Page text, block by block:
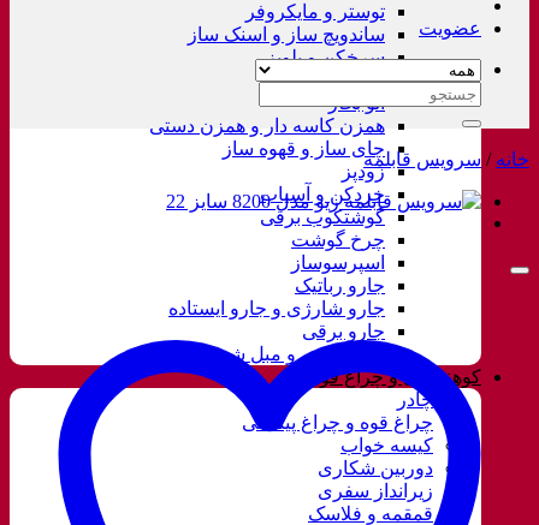
توستر و مایکروفر
ساندویچ ساز و اسنک ساز
سرخکن و پلوپز
غذاساز
اتو بخار
همزن کاسه دار و همزن دستی
چای ساز و قهوه ساز
زودپز
خردکن و آسیاب
گوشتکوب برقی
چرخ گوشت
اسپرسوساز
جارو رباتیک
جارو شارژی و جارو ایستاده
جارو برقی
فرش شور و مبل شور
کوهنوردی و چراغ قوه
چادر
چراغ قوه و چراغ پیشانی
کیسه خواب
دوربین شکاری
زیرانداز سفری
قمقمه و فلاسک
عضویت
جستجو
خانه / سرویس قابلمه